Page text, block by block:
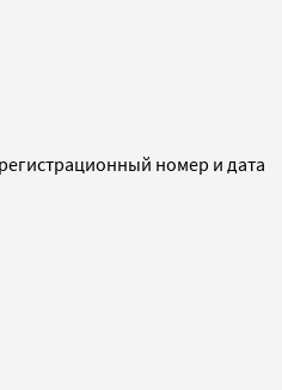
номер и дата